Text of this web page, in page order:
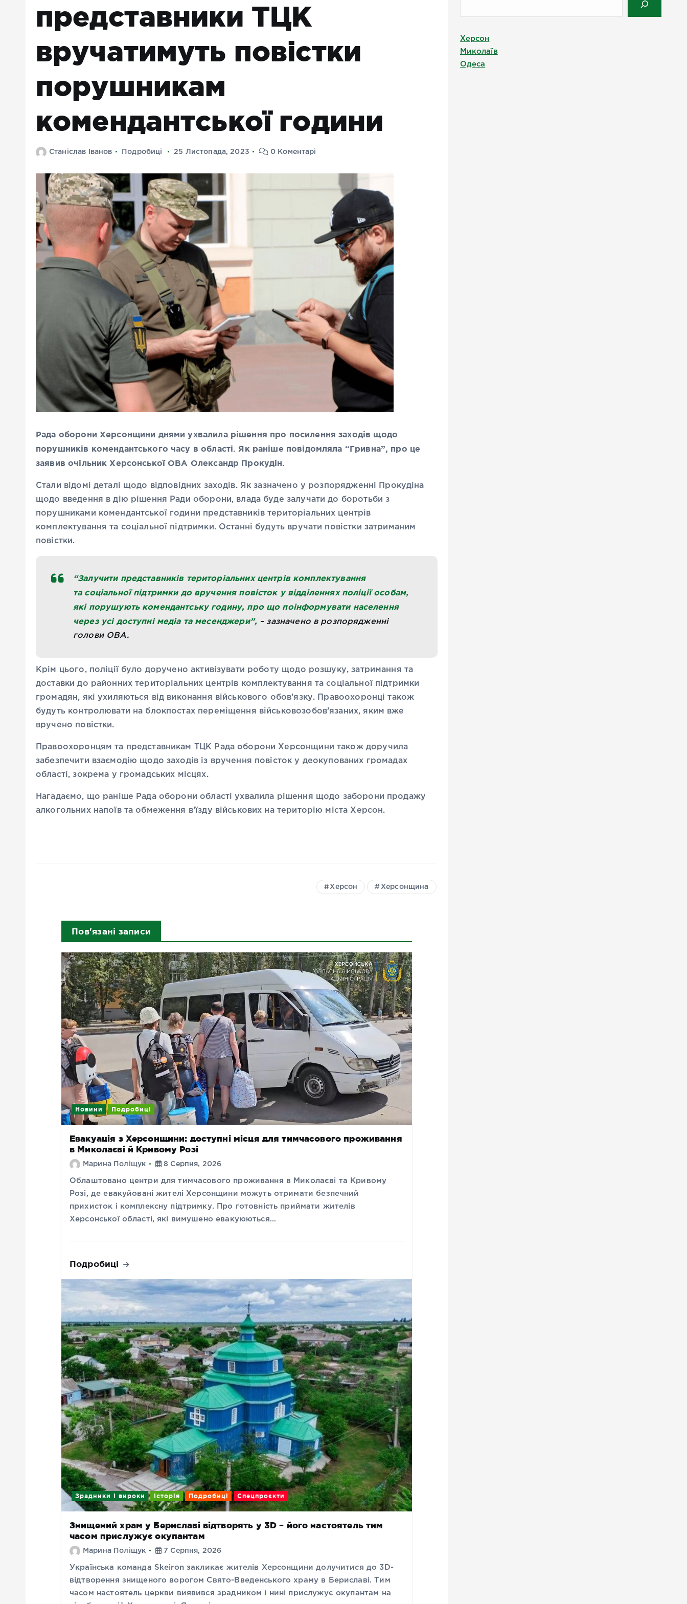
представники ТЦК
вручатимуть повістки
порушникам
комендантської години
Станіслав Іванов Подробиці 25 Листопада, 2023 0 Коментарі
Рада оборони Херсонщини днями ухвалила рішення про посилення заходів щодо
порушників комендантського часу в області. Як раніше повідомляла “Гривна”, про це
заявив очільник Херсонської ОВА Олександр Прокудін.
Стали відомі деталі щодо відповідних заходів. Як зазначено у розпорядженні Прокудіна
щодо введення в дію рішення Ради оборони, влада буде залучати до боротьби з
порушниками комендантської години представників територіальних центрів
комплектування та соціальної підтримки. Останні будуть вручати повістки затриманим
повістки.
“Залучити представників територіальних центрів комплектування
та соціальної підтримки до вручення повісток у відділеннях поліції особам,
які порушують комендантську годину, про що поінформувати населення
через усі доступні медіа та месенджери”, – зазначено в розпорядженні
голови ОВА.
Крім цього, поліції було доручено активізувати роботу щодо розшуку, затримання та
доставки до районних територіальних центрів комплектування та соціальної підтримки
громадян, які ухиляються від виконання військового обов’язку. Правоохоронці також
будуть контролювати на блокпостах переміщення військовозобов’язаних, яким вже
вручено повістки.
Правоохоронцям та представникам ТЦК Рада оборони Херсонщини також доручила
забезпечити взаємодію щодо заходів із вручення повісток у деокупованих громадах
області, зокрема у громадських місцях.
Нагадаємо, що раніше Рада оборони області ухвалила рішення щодо заборони продажу
алкогольних напоїв та обмеження в’їзду військових на територію міста Херсон.
Херсон Херсонщина
Пов'язані записи
Новини Подробиці
Евакуація з Херсонщини: доступні місця для тимчасового проживання
в Миколаєві й Кривому Розі
Марина Поліщук 8 Серпня, 2026
Облаштовано центри для тимчасового проживання в Миколаєві та Кривому
Розі, де евакуйовані жителі Херсонщини можуть отримати безпечний
прихисток і комплексну підтримку. Про готовність приймати жителів
Херсонської області, які вимушено евакуюються…
Подробиці
Зрадники і вироки Історія Подробиці Спецпроєкти
Знищений храм у Бериславі відтворять у 3D – його настоятель тим
часом прислужує окупантам
Марина Поліщук 7 Серпня, 2026
Українська команда Skeiron закликає жителів Херсонщини долучитися до 3D-
відтворення знищеного ворогом Свято-Введенського храму в Бериславі. Тим
часом настоятель церкви виявився зрадником і нині прислужує окупантам на
Херсон
Миколаїв
Одеса